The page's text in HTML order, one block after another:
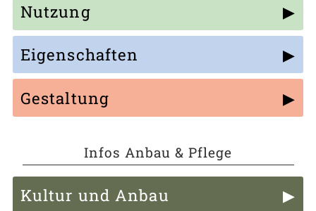
Nutzung
Eigenschaften
Gestaltung
Infos Anbau & Pflege
Kultur und Anbau